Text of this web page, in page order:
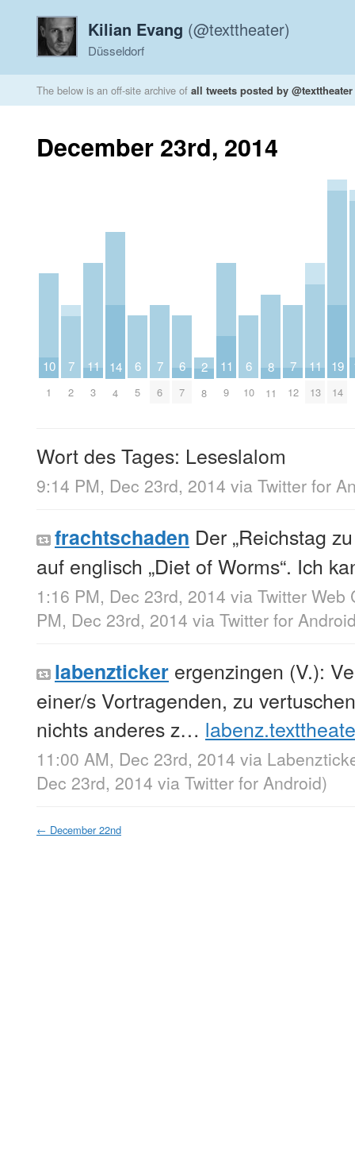
Kilian Evang (@texttheater)
Düsseldorf
The below is an off-site archive of all tweets posted by @texttheater
December 23rd, 2014
10
1
7
2
11
3
14
4
6
5
7
6
6
7
2
8
11
9
6
10
8
11
7
12
11
13
19
14
Wort des Tages: Leseslalom
9:14 PM, Dec 23rd, 2014 via Twitter for
frachtschaden Der „Reichstag
auf englisch „Diet of Worms“. Ich
1:16 PM, Dec 23rd, 2014 via Twitter Web
PM, Dec 23rd, 2014 via Twitter for
labenzticker ergenzingen (V.):
einer/s Vortragenden, zu
nichts anderes z…
11:00 AM, Dec 23rd, 2014 via
Dec 23rd, 2014 via Twitter for Android)
← December 22nd